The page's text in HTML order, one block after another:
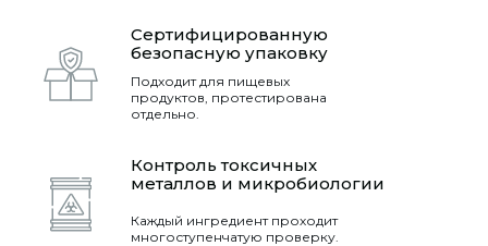
Сертифицированную
безопасную упаковку
Подходит для пищевых
продуктов, протестирована
отдельно.
Контроль токсичных
металлов и микробиологии
Каждый ингредиент проходит
многоступенчатую проверку.